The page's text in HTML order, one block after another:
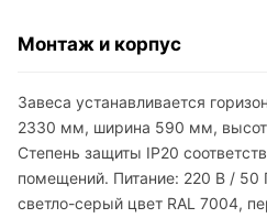
Монтаж и корпус
Завеса устанавливается
2330 мм, ширина 590 мм,
Степень защиты IP20
помещений. Питание: 220 В / 50
светло-серый цвет RAL 7004,